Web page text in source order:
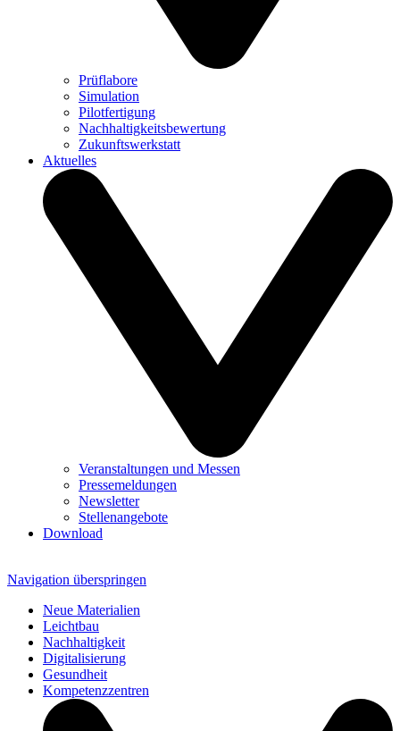
Prüflabore
Simulation
Pilotfertigung
Nachhaltigkeitsbewertung
Zukunftswerkstatt
Aktuelles
Veranstaltungen und Messen
Pressemeldungen
Newsletter
Stellenangebote
Download
Navigation überspringen
Neue Materialien
Leichtbau
Nachhaltigkeit
Digitalisierung
Gesundheit
Kompetenzzentren